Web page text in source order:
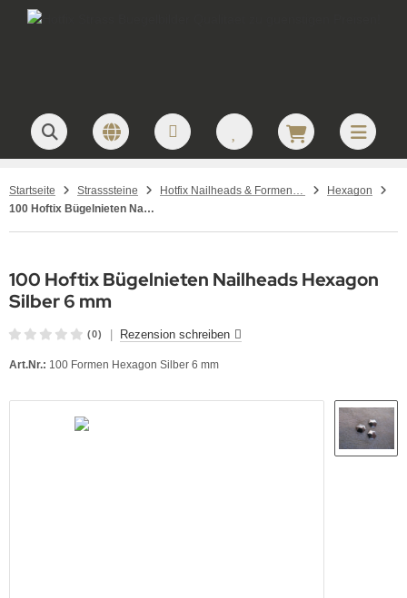
Startseite Strasssteine Hotfix Nailheads & Formen – Metallformen & Aluplättchen zum Aufbügeln
Hexagon
100 Hoftix Bügelnieten Nailheads Hexagon Silber 6 mm
100 Hoftix Bügelnieten Nailheads Hexagon
Silber 6 mm
(0) Rezension schreiben
Art.Nr.: 100 Formen Hexagon Silber 6 mm